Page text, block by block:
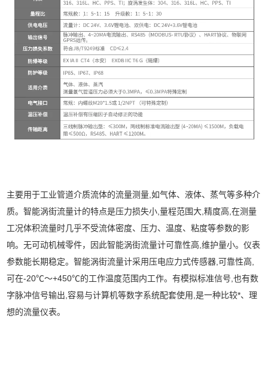
主要用于工业管道介质流体的流量测量,如气体、液体、蒸气等多种介
质。智能涡街流量计的特点是压力损失小,量程范围大,精度高,在测量
工况体积流量时几乎不受流体密度、压力、温度、粘度等参数的影
响。无可动机械零件，因此智能涡街流量计可靠性高,维护量小。仪表
参数能长期稳定。智能涡街流量计采用压电应力式传感器,可靠性高,
可在-20℃～+450℃的工作温度范围内工作。有模拟标准信号,也有数
字脉冲信号输出,容易与计算机等数字系统配套使用,是一种比较*、理
想的流量仪表。